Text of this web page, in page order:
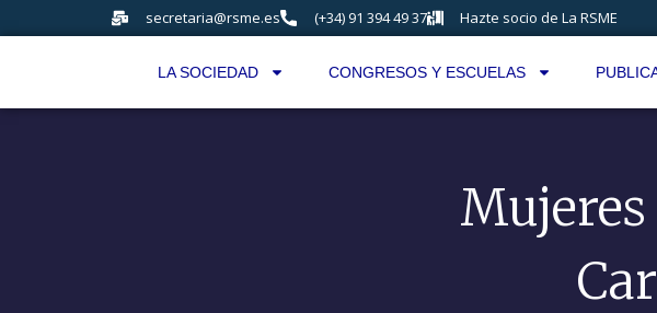
secretaria@rsme.es (+34) 91 394 49 37 Hazte socio de La RSME
LA SOCIEDAD CONGRESOS Y ESCUELAS